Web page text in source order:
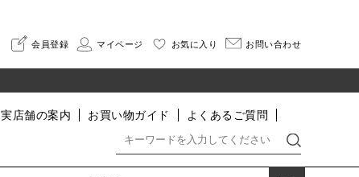
会員登録 マイページ お気に入り お問い合わせ
実店舗の案内 お買い物ガイド よくあるご質問